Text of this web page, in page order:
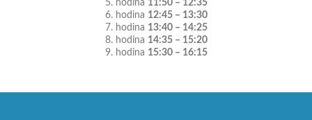
5. hodina 11:50 – 12:35
6. hodina 12:45 – 13:30
7. hodina 13:40 – 14:25
8. hodina 14:35 – 15:20
9. hodina 15:30 – 16:15